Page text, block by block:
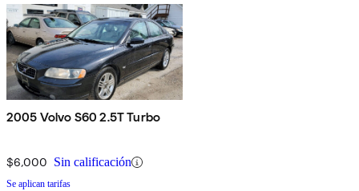
2005 Volvo S60 2.5T Turbo
$6,000 Sin calificación
Se aplican tarifas